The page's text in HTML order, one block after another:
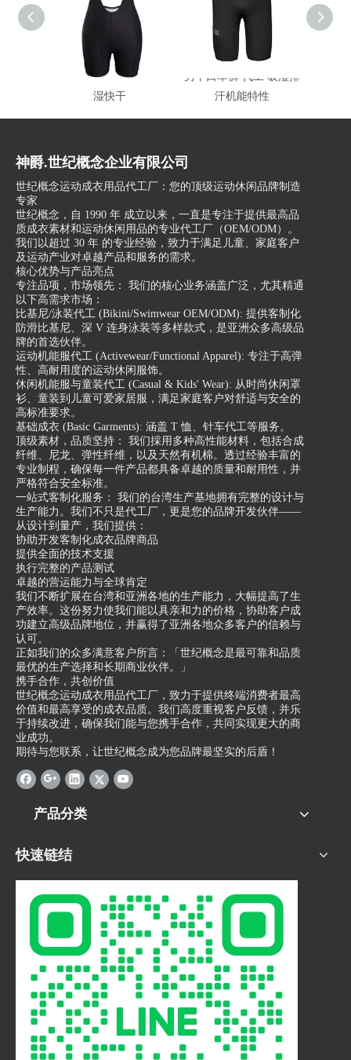
女款自行车裤 抗UV吸
湿快干
男平口车裤 代工 吸湿排
汗机能特性
神爵.世纪概念企业有限公司
世纪概念运动成衣用品代工厂：您的顶级运动休闲品牌制造
专家
世纪概念，自 1990 年 成立以来，一直是专注于提供最高品
质成衣素材和运动休闲用品的专业代工厂（OEM/ODM）。
我们以超过 30 年 的专业经验，致力于满足儿童、家庭客户
及运动产业对卓越产品和服务的需求。
核心优势与产品亮点
专注品项，市场领先： 我们的核心业务涵盖广泛，尤其精通
以下高需求市场：
比基尼/泳装代工 (Bikini/Swimwear OEM/ODM): 提供客制化
防滑比基尼、深 V 连身泳装等多样款式，是亚洲众多高级品
牌的首选伙伴。
运动机能服代工 (Activewear/Functional Apparel): 专注于高弹
性、高耐用度的运动休闲服饰。
休闲机能服与童装代工 (Casual & Kids' Wear): 从时尚休闲罩
衫、童装到儿童可爱家居服，满足家庭客户对舒适与安全的
高标准要求。
基础成衣 (Basic Garments): 涵盖 T 恤、针车代工等服务。
顶级素材，品质坚持： 我们採用多种高性能材料，包括合成
纤维、尼龙、弹性纤维，以及天然有机棉。透过经验丰富的
专业制程，确保每一件产品都具备卓越的质量和耐用性，并
严格符合安全标准。
一站式客制化服务： 我们的台湾生产基地拥有完整的设计与
生产能力。我们不只是代工厂，更是您的品牌开发伙伴——
从设计到量产，我们提供：
协助开发客制化成衣品牌商品
提供全面的技术支援
执行完整的产品测试
卓越的营运能力与全球肯定
我们不断扩展在台湾和亚洲各地的生产能力，大幅提高了生
产效率。这份努力使我们能以具亲和力的价格，协助客户成
功建立高级品牌地位，并赢得了亚洲各地众多客户的信赖与
认可。
正如我们的众多满意客户所言：「世纪概念是最可靠和品质
最优的生产选择和长期商业伙伴。」
携手合作，共创价值
世纪概念运动成衣用品代工厂，致力于提供终端消费者最高
价值和最高享受的成衣品质。我们高度重视客户反馈，并乐
于持续改进，确保我们能与您携手合作，共同实现更大的商
业成功。
期待与您联系，让世纪概念成为您品牌最坚实的后盾！
产品分类
快速链结